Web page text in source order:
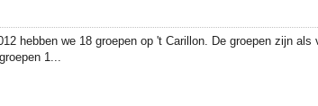
hebben we 18 groepen op 't Carillon. De groepen zijn
1...